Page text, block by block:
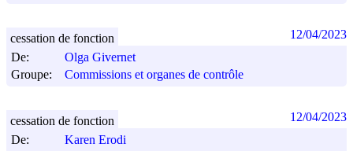
De:
Olga Givernet
Groupe:
Commissions et organes de contrôle
cessation de fonction 12/04/2023
De:
Karen Erodi
cessation de fonction 12/04/2023